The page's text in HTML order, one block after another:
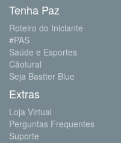
Tenha Paz
Roteiro do Iniciante
#PAS
Saúde e Esportes
Cãotural
Seja Bastter Blue
Extras
Loja Virtual
Perguntas Frequentes
Suporte